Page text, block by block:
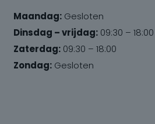
Maandag: Gesloten
Dinsdag – vrijdag: 09:30 – 18:00
Zaterdag: 09:30 – 18:00
Zondag: Gesloten